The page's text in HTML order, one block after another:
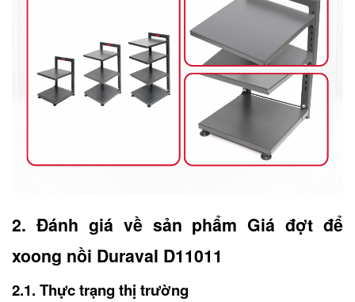
2. Đánh giá về sản phẩm Giá đợt để
xoong nồi Duraval D11011
2.1. Thực trạng thị trường